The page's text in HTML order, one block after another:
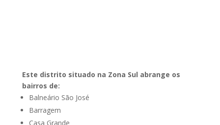
Este distrito situado na Zona Sul abrange os
bairros de:
Balneário São José
Barragem
Casa Grande